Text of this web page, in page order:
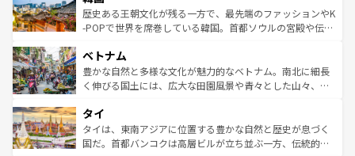
はコンテンツ一覧を参照してほしい。
ビング、ハイキングなど、アウトドア好きにはたまらな
い。オーストラリアの多彩な魅力を存分に味わいつくそ
参照してほしい。
と山間の静けさが共存しており、訪れる人に新しい発見と
驚きをもたらしてくれる。また、奥深い台湾の食文化も魅
容にもいいと評判のスイーツなど、バラエティ豊かな料理
が味わえる。 なお、新着の台湾情報は コンテンツ一覧を参
照してほしい。
歴史ある王朝文化が残る一方で、最先端のファッションやK
-POPで世界を席巻している韓国。首都ソウルの宮殿や伝統
き、地方に足を延ばせば四季折々の自然美を楽しむことが
できる。そして、キムチや焼肉、絶品のストリートフード
まで、さまざまな韓国料理が待っている。夜には、韓国な
リティに包まれながら、韓国の多彩な魅力を心ゆくまで味
わってみてほしい。 なお、新着の韓国情報はコンテンツ一
覧を参照してほしい。
ベトナム
豊かな自然と多様な文化が魅力的なベトナム。南北に細長
く伸びる国土には、広大な田園風景や青々とした山々、世
急速な発展と共に伝統が息づく。ハノイの古い町並みやホ
ーチミン市のフランス統治時代の建物も、独特の雰囲気を
醸し出している。また、バラエティの豊かさとおいしさで
タイ
タイは、東南アジアに位置する豊かな自然と歴史が息づく
国だ。首都バンコクは高層ビルが立ち並ぶ一方、伝統的な